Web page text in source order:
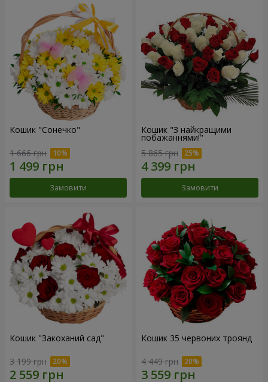
Кошик "Сонечко"
1 666 грн
Замовити
Кошик "З найкращими
побажаннями!"
5 865 грн
Замовити
Кошик "Закоханий сад"
3 199 грн
Кошик 35 червоних троянд
4 449 грн